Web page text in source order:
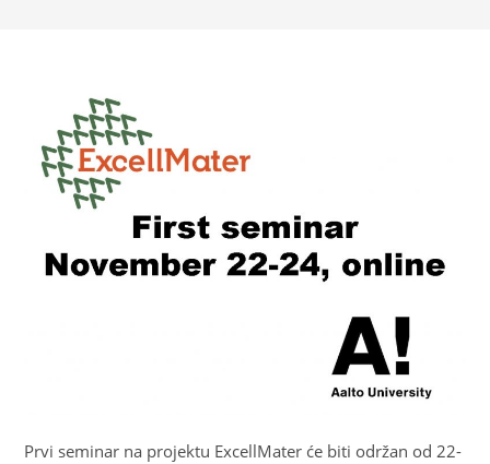
Prvi seminar na projektu ExcellMater će biti održan od 22-